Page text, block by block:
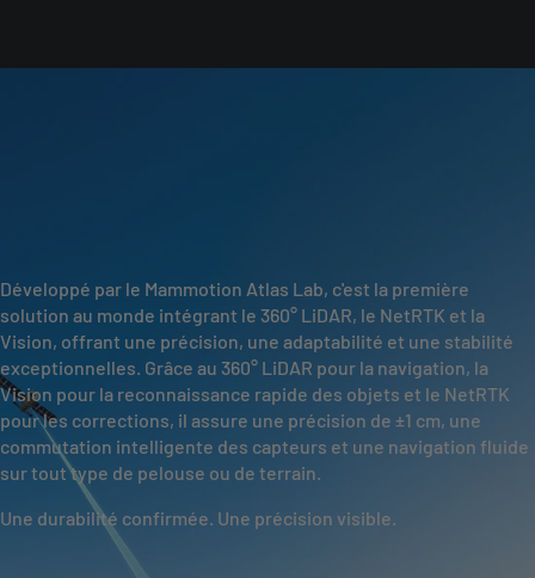
Développé par le Mammotion Atlas Lab, c'est la première
solution au monde intégrant le 360° LiDAR, le NetRTK et la
Vision, offrant une précision, une adaptabilité et une stabilité
exceptionnelles. Grâce au 360° LiDAR pour la navigation, la
Vision pour la reconnaissance rapide des objets et le NetRTK
pour les corrections, il assure une précision de ±1 cm, une
commutation intelligente des capteurs et une navigation fluide
sur tout type de pelouse ou de terrain.
Une durabilité confirmée. Une précision visible.